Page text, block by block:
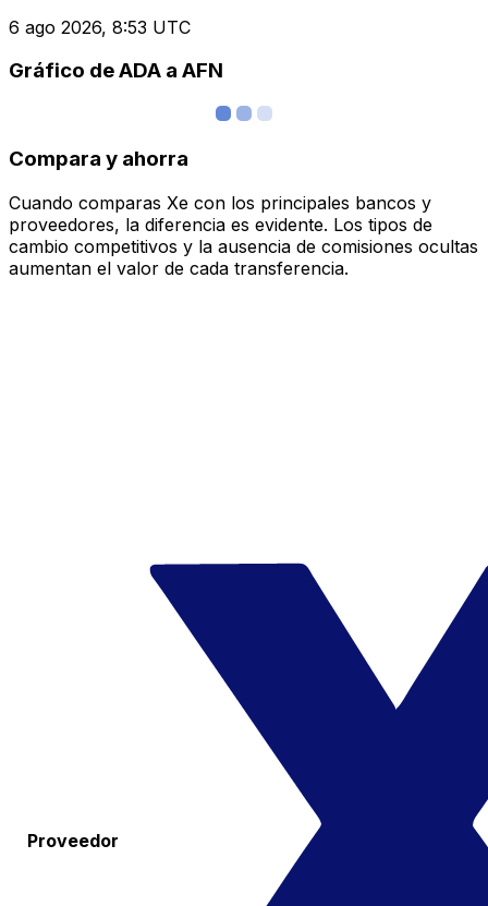
6 ago 2026, 8:53 UTC
Gráfico de ADA a AFN
Compara y ahorra
Cuando comparas Xe con los principales bancos y
proveedores, la diferencia es evidente. Los tipos de
cambio competitivos y la ausencia de comisiones ocultas
aumentan el valor de cada transferencia.
Proveedor